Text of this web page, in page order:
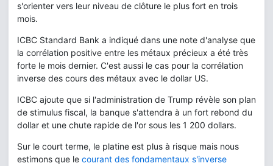
s'orienter vers leur niveau de clôture le plus fort en trois
mois.
ICBC Standard Bank a indiqué dans une note d'analyse que
la corrélation positive entre les métaux précieux a été très
forte le mois dernier. C'est aussi le cas pour la corrélation
inverse des cours des métaux avec le dollar US.
ICBC ajoute que si l'administration de Trump révèle son plan
de stimulus fiscal, la banque s'attendra à un fort rebond du
dollar et une chute rapide de l'or sous les 1 200 dollars.
Sur le court terme, le platine est plus à risque mais nous
estimons que le courant des fondamentaux s'inverse